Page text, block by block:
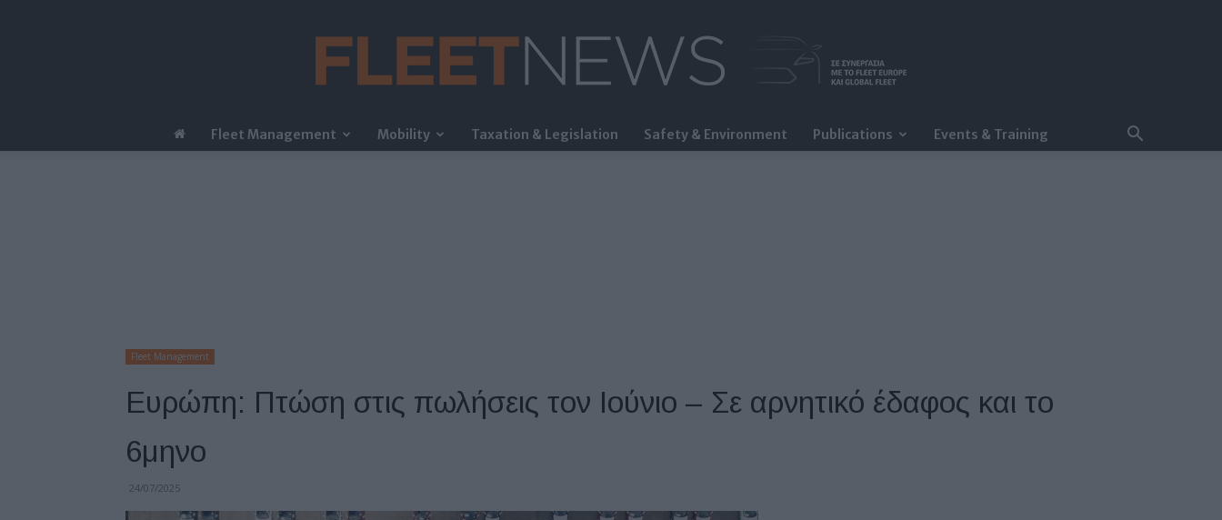
FleetNews
Fleet Management Mobility Taxation & Legislation Safety & Environment Publications Events & Training
Fleet Management
Ευρώπη: Πτώση στις πωλήσεις τον Ιούνιο – Σε αρνητικό έδαφος και το
6μηνο
24/07/2025